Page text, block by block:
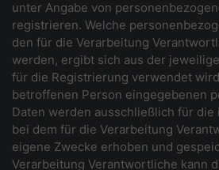
unter Angabe von
registrieren. Welche
den für die Verarbeitung
werden, ergibt sich aus der
für die Registrierung verwendet
betroffenen Person eingegebenen
Daten werden ausschließlich für
bei dem für die Verarbeitung
eigene Zwecke erhoben und
Verarbeitung Verantwortliche kann